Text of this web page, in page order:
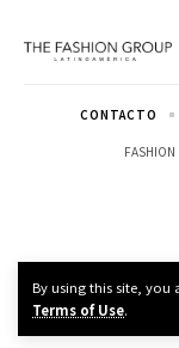
By using this site, you
Terms of Use.
FASHION
CONTACTO